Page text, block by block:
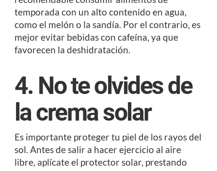
temporada con un alto contenido en agua,
como el melón o la sandía. Por el contrario, es
mejor evitar bebidas con cafeína, ya que
favorecen la deshidratación.
4. No te olvides de
la crema solar
Es importante proteger tu piel de los rayos del
sol. Antes de salir a hacer ejercicio al aire
libre, aplícate el protector solar, prestando